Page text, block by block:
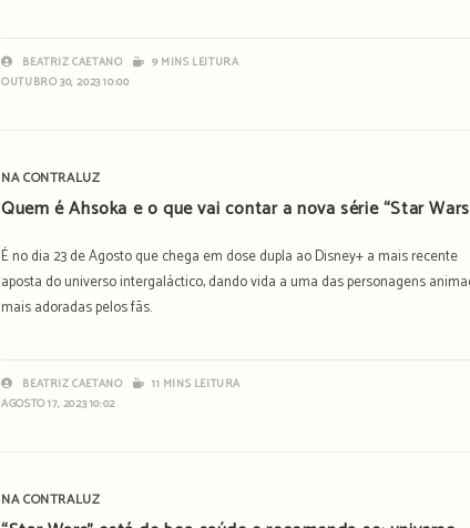
BEATRIZ CAETANO
9 MINS LEITURA
OUTUBRO 30, 2023 10:00
NA CONTRALUZ
Quem é Ahsoka e o que vai contar a nova série “Star
É no dia 23 de Agosto que chega em dose dupla ao Disney+ a mais recente
aposta do universo intergaláctico, dando vida a uma das personagens
mais adoradas pelos fãs.
BEATRIZ CAETANO
11 MINS LEITURA
AGOSTO 17, 2023 10:02
NA CONTRALUZ